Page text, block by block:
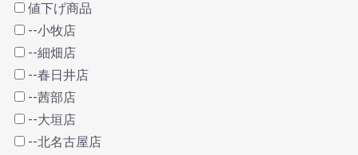
値下げ商品
--小牧店
--細畑店
--春日井店
--茜部店
--大垣店
--北名古屋店